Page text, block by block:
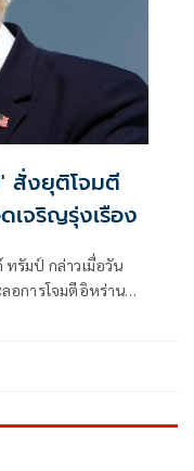
สั่งยุติโจมตี
เจริญรุ่งเรือง
ทรัมป์ กล่าวเมื่อวัน
อการโจมตีอิหร่าน